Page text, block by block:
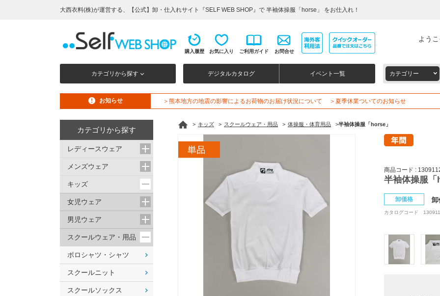
大西衣料(株)が運営する、【公式】卸・仕入れサイト『SELF WEB SHOP』で 半袖体操服「horse」 をお仕入れ！
購入履歴 お気に入り ご利用ガイド お問合せ
よう
カテゴリから探す デジタルカタログ イベント一覧 カテゴリー
お知らせ ＞熊本地方の地震の影響によるお荷物のお届け状況について ＞夏季休業ついてのお知らせ
> キッズ > スクールウェア・用品 > 体操服・体育用品 >半袖体操服「horse」
商品コード :
半袖体操服
卸価格 卸
カタログコード 130911
カテゴリから探す
レディースウェア
メンズウェア
キッズ
女児ウェア
男児ウェア
スクールウェア・用品
ポロシャツ・シャツ
スクールニット
スクールソックス